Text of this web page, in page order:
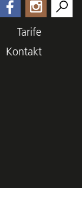
Tarife
Kontakt